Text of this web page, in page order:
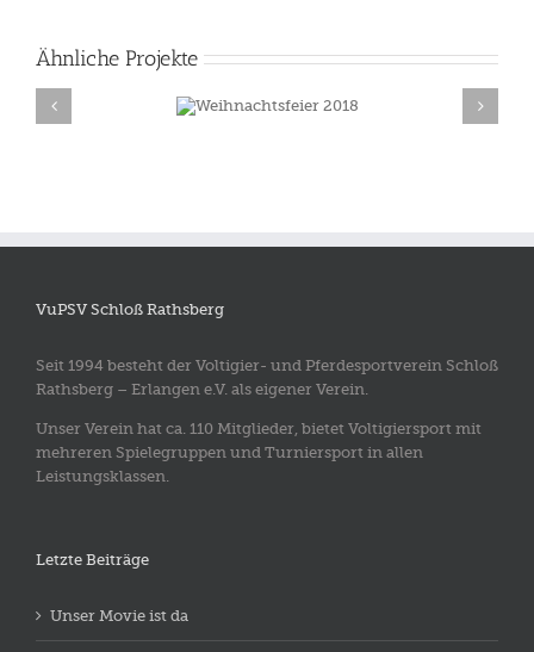
Ähnliche Projekte
VuPSV Schloß Rathsberg
Seit 1994 besteht der Voltigier- und Pferdesportverein Schloß
Rathsberg – Erlangen e.V. als eigener Verein.
Unser Verein hat ca. 110 Mitglieder, bietet Voltigiersport mit
mehreren Spielegruppen und Turniersport in allen
Leistungsklassen.
Letzte Beiträge
Unser Movie ist da